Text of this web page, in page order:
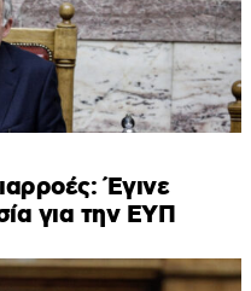
Έγινε
για την ΕΥΠ